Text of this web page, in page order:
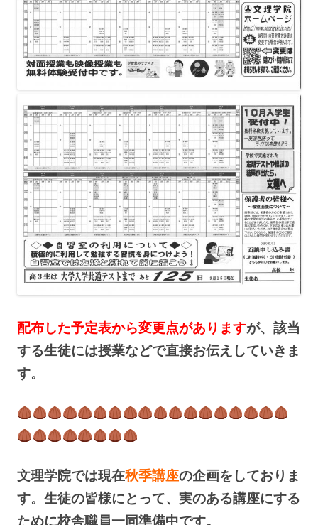
配布した予定表から変更点がありますが、該当
する生徒には授業などで直接お伝えしていきま
す。
文理学院では現在秋季講座の企画をしておりま
す。生徒の皆様にとって、実のある講座にする
ために校舎職員一同準備中です。